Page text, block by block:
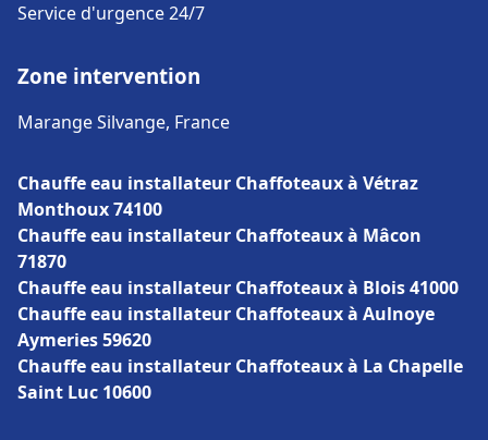
Service d'urgence 24/7
Zone intervention
Marange Silvange, France
Chauffe eau installateur Chaffoteaux à Vétraz
Monthoux 74100
Chauffe eau installateur Chaffoteaux à Mâcon
71870
Chauffe eau installateur Chaffoteaux à Blois 41000
Chauffe eau installateur Chaffoteaux à Aulnoye
Aymeries 59620
Chauffe eau installateur Chaffoteaux à La Chapelle
Saint Luc 10600